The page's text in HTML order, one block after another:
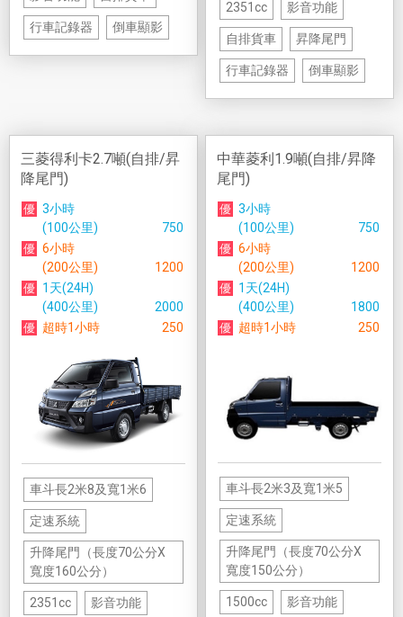
行車記錄器 倒車顯影
2351cc 影音功能
自排貨車 昇降尾門
行車記錄器 倒車顯影
三菱得利卡2.7噸(自排/昇
降尾門)
3小時
(100公里)
750
6小時
(200公里)
1200
1天(24H)
(400公里)
2000
超時1小時
250
車斗長2米8及寬1米6
定速系統
升降尾門（長度70公分X
寬度160公分）
2351cc 影音功能
中華菱利1.9噸(自排/昇降
尾門)
3小時
(100公里)
750
6小時
(200公里)
1200
1天(24H)
(400公里)
1800
超時1小時
250
車斗長2米3及寬1米5
定速系統
升降尾門（長度70公分X
寬度150公分）
1500cc 影音功能